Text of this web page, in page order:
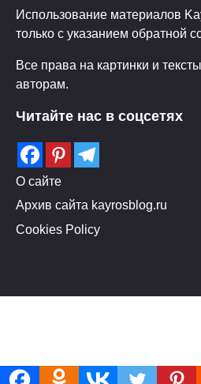
Использование материалов
только с указанием обратной
Все права на картинки и
авторам.
Читайте нас в соцсетях
О сайте
Архив сайта kayrosblog.ru
Cookies Policy